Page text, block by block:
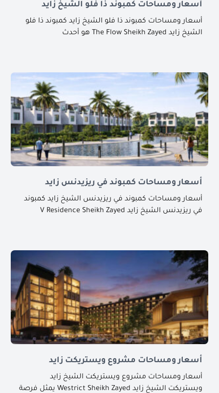
أسعار ومساحات كمبوند ذا فلو الشيخ زايد
أسعار ومساحات كمبوند ذا فلو الشيخ زايد كمبوند ذا فلو
الشيخ زايد The Flow Sheikh Zayed هو أحدث
أسعار ومساحات كمبوند في ريزيدنس زايد
أسعار ومساحات كمبوند في ريزيدنس الشيخ زايد كمبوند
في ريزيدنس الشيخ زايد V Residence Sheikh Zayed
أسعار ومساحات مشروع ويستريكت زايد
أسعار ومساحات مشروع ويستريكت الشيخ زايد
ويستريكت الشيخ زايد Westrict Sheikh Zayed يمثل فرصة